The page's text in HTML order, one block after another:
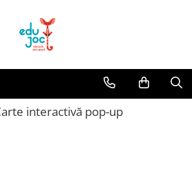
interactivă pop-up